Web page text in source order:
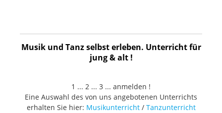
Musik und Tanz selbst erleben. Unterricht für
jung & alt !
1 ... 2 ... 3 ... anmelden !
Eine Auswahl des von uns angebotenen Unterrichts
erhalten Sie hier: Musikunterricht/ Tanzunterricht